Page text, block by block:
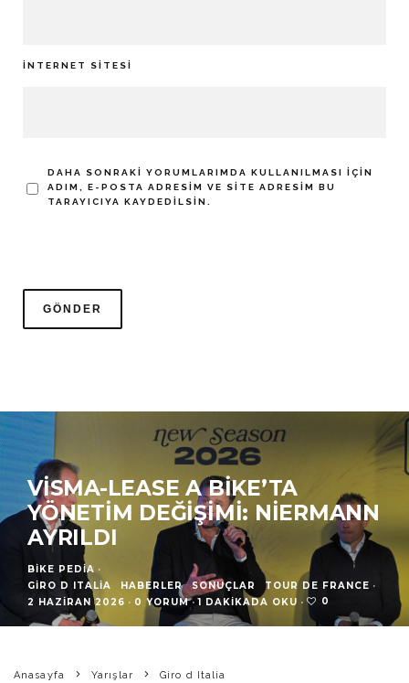
İNTERNET SITESI
DAHA SONRAKI YORUMLARIMDA KULLANILMASI IÇIN
ADIM, E-POSTA ADRESIM VE SITE ADRESIM BU
TARAYICIYA KAYDEDILSIN.
VISMA-LEASE A BIKE’TA
YÖNETIM DEĞIŞIMI: NIERMANN
AYRILDI
BIKE PEDIA ·
GIRO D ITALIA
HABERLER SONUÇLAR TOUR DE FRANCE ·
2 HAZIRAN 2026 · 0 YORUM · 1 DAKIKADA OKU · 0
Anasayfa Yarışlar Giro d Italia